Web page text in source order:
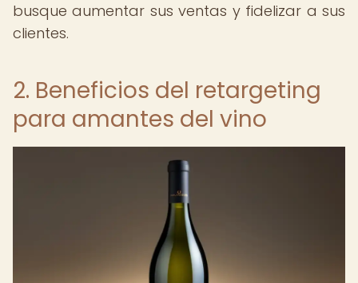
busque aumentar sus ventas y fidelizar a sus
clientes.
2. Beneficios del retargeting
para amantes del vino